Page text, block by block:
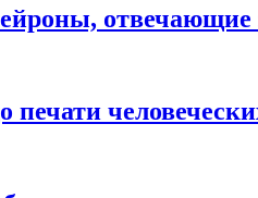
отвечающие
печати